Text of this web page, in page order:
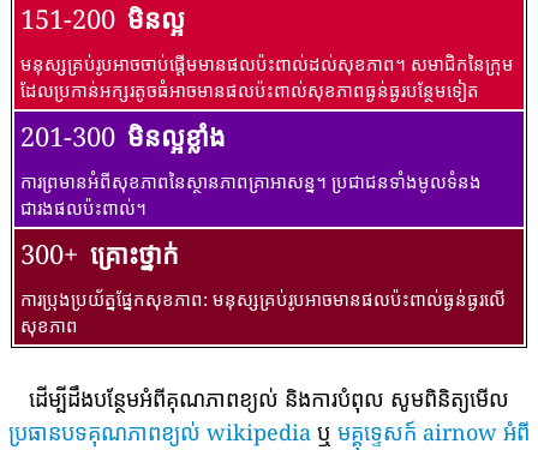
151-200 មិនល្អ
មនុស្សគ្រប់រូបអាចចាប់ផ្តើមមានផលប៉ះពាល់ដល់សុខភាព។ សមាជិកនៃក្រុម
ដែលប្រកាន់អក្សរតូចធំអាចមានផលប៉ះពាល់សុខភាពធ្ងន់ធ្ងរបន្ថែមទៀត
201-300 មិនល្អខ្លាំង
ការព្រមានអំពីសុខភាពនៃស្ថានភាពគ្រាអាសន្ន។ ប្រជាជនទាំងមូលទំនង
ជារងផលប៉ះពាល់។
300+ គ្រោះថ្នាក់
ការប្រុងប្រយ័ត្នផ្នែកសុខភាព: មនុស្សគ្រប់រូបអាចមានផលប៉ះពាល់ធ្ងន់ធ្ងរលើ
សុខភាព
ដើម្បីដឹងបន្ថែមអំពីគុណភាពខ្យល់ និងការបំពុល សូមពិនិត្យមើល
ប្រធានបទគុណភាពខ្យល់ wikipedia ឬ មគ្គុទ្ទេសក៍ airnow អំពី